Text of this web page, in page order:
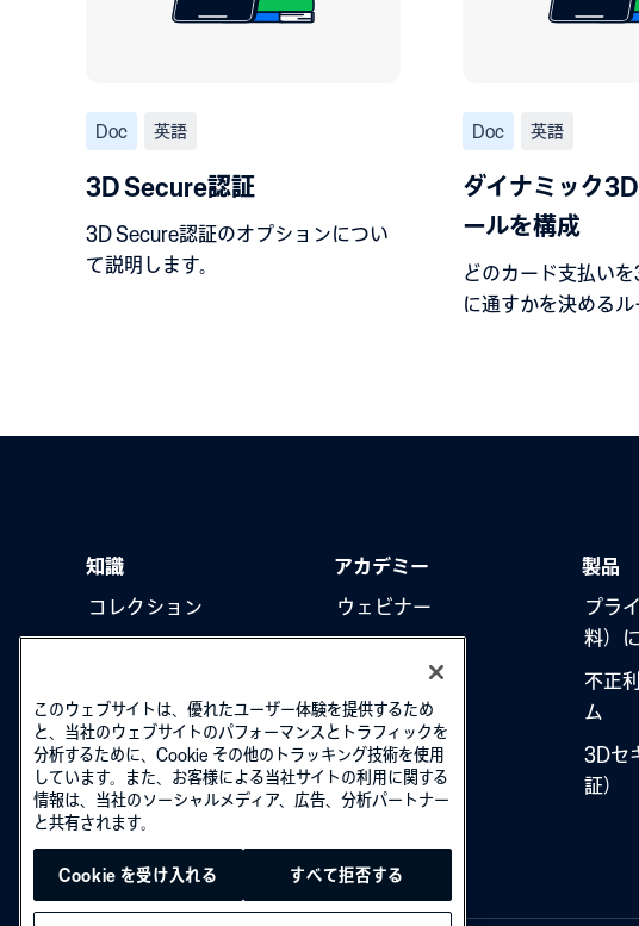
Doc 英語
3D Secure認証
3D Secure認証のオプションについ
て説明します。
Doc 英語
ダイナミック
ールを構成
どのカード支払い
に通すかを決める
知識
コレクション
アカデミー
ウェビナー
製品
プラ
料）
不正
ム
3Dセ
証）
このウェブサイトは、優れたユーザー体験を提供するため
と、当社のウェブサイトのパフォーマンスとトラフィックを
分析するために、Cookie その他のトラッキング技術を使用
しています。また、お客様による当社サイトの利用に関する
情報は、当社のソーシャルメディア、広告、分析パートナー
と共有されます。
Cookie を受け入れる すべて拒否する